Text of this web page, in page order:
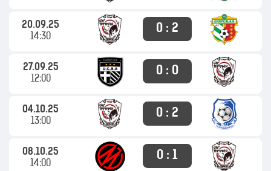
20.09.25
14:30
0 : 2
27.09.25
12:00
0 : 0
04.10.25
13:00
0 : 2
08.10.25
14:00
0 : 1